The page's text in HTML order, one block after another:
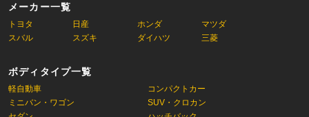
メーカー一覧
トヨタ 日産 ホンダ
マツダ
スバル
スズキ ダイハツ 三菱
ボディタイプ一覧
軽自動車
コンパクトカー
ミニバン・ワゴン
SUV・クロカン